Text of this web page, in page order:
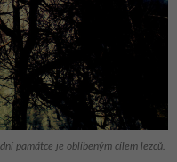
památce je oblíbeným cílem lezců.